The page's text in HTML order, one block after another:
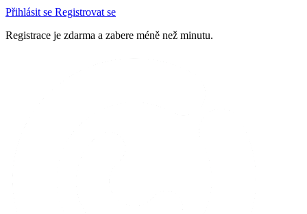
Přihlásit se Registrovat se
Registrace je zdarma a zabere méně než minutu.